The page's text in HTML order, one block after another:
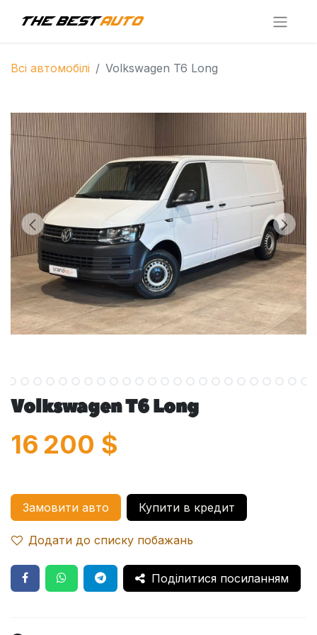
Всі автомобілі Volkswagen T6 Long
Volkswagen T6 Long
16 200 $
Замовити авто Купити в кредит
Додати до списку побажань
Поділитися посиланням